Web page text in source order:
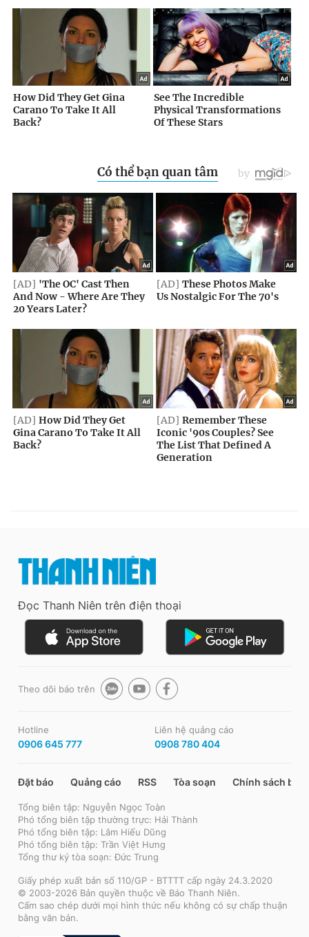
Đọc Thanh Niên trên điện thoại
Theo dõi báo trên
Hotline
0906 645 777
Liên hệ quảng cáo
0908 780 404
Đặt báo Quảng cáo RSS Tòa soạn Chính sách bảo
Tổng biên tập: Nguyễn Ngọc Toàn
Phó tổng biên tập thường trực: Hải Thành
Phó tổng biên tập: Lâm Hiếu Dũng
Phó tổng biên tập: Trần Việt Hưng
Tổng thư ký tòa soạn: Đức Trung
Giấy phép xuất bản số 110/GP - BTTTT cấp ngày 24.3.2020
© 2003-2026 Bản quyền thuộc về Báo Thanh Niên.
Cấm sao chép dưới mọi hình thức nếu không có sự chấp thuận
bằng văn bản.